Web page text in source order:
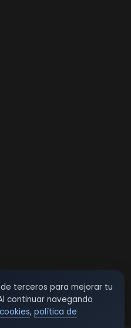
terceros para mejorar tu
continuar navegando
, política de